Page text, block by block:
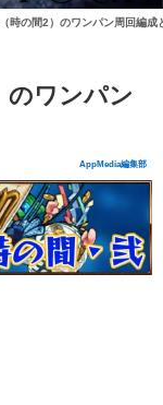
時の間2）のワンパン周回編成
のワンパン
AppMedia編集部